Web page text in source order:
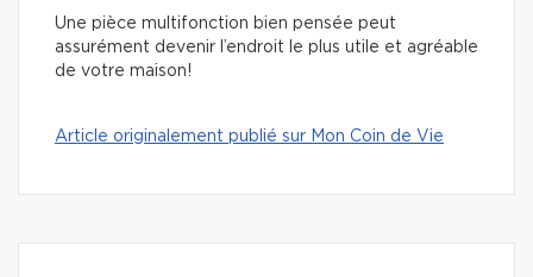
Une pièce multifonction bien pensée peut
assurément devenir l’endroit le plus utile et agréable
de votre maison!
Article originalement publié sur Mon Coin de Vie